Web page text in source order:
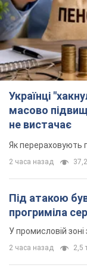
Українці
масово
не вистачає
Як перераховують
2 часа назад
Під атакою
прогриміла
У промисловій
2 часа назад 2,5